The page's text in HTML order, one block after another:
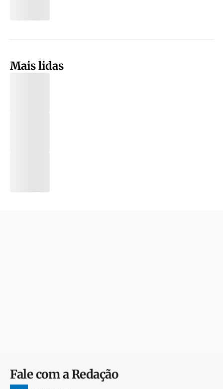
Mais lidas
Fale com a Redação